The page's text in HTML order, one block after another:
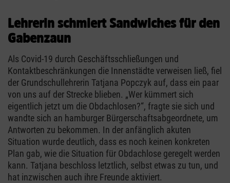
Lehrerin schmiert Sandwiches für den
Gabenzaun
Als Covid-19 durch Geschäftsschließungen und
Kontaktbeschränkungen die Innenstädte verweisen ließ, fiel
der Grundschullehrerin Tatjana Popczyk auf, dass ein paar
von uns auf der Strecke blieben. „Wer kümmert sich
eigentlich jetzt um die Obdachlosen?“, fragte sie sich und
wandte sich an hamburger Bürgerschaftsabgeordnete, um
Antworten zu bekommen. In der anfänglich akuten
Situation wurde deutlich, dass es noch keinen konkreten
Plan gab, wie die Situation für Obdachlose geregelt werden
kann. Tatjana beschloss letztlich, selbst etwas zu tun, und
hat inzwischen auch ihre Freunde aktiviert.